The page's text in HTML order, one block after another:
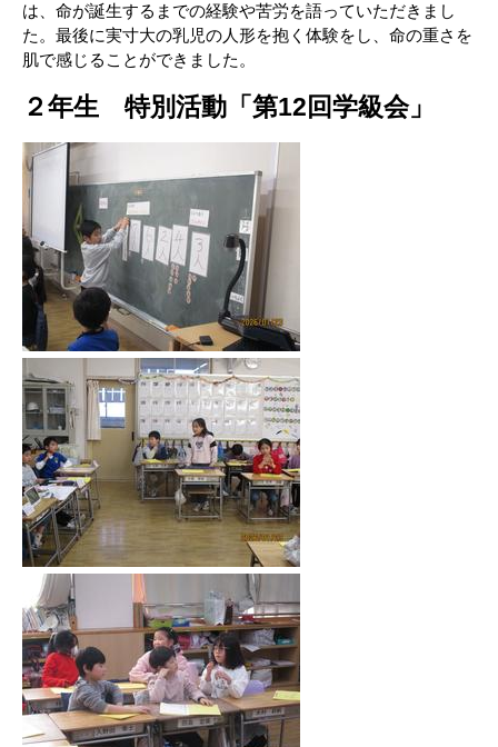
は、命が誕生するまでの経験や苦労を語っていただきまし
た。最後に実寸大の乳児の人形を抱く体験をし、命の重さを
肌で感じることができました。
２年生 特別活動「第12回学級会」